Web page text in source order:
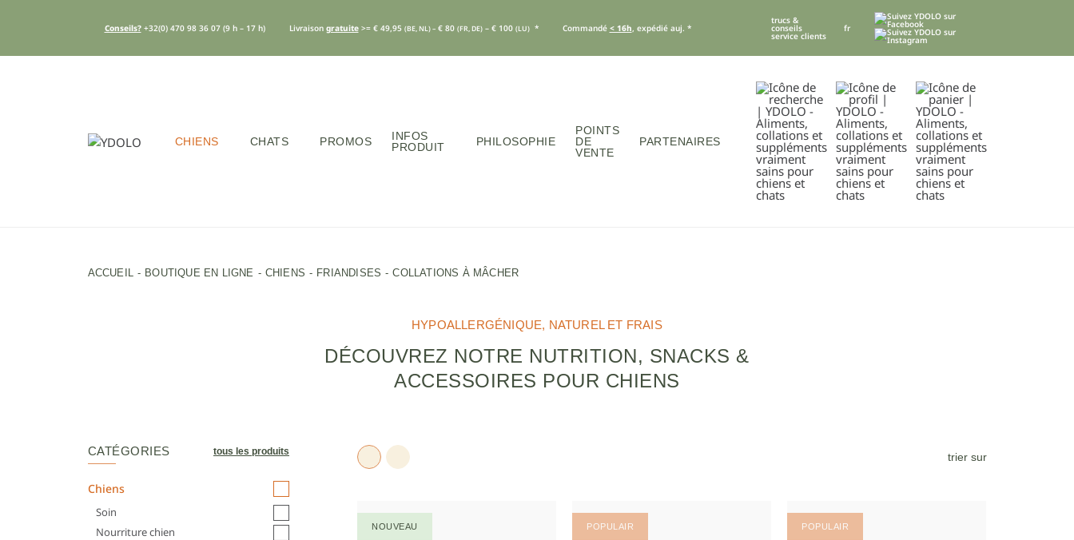
Conseils? +32(0) 470 98 36 07(9 h – 17 h) Livraison gratuite>= € 49,95 (BE, NL) –€ 80 (FR, DE)– € 100 (LU)* Commandé < 16h , expédié auj. *
trucs &
conseils
service clients
fr
CHIENS CHATS PROMOS
INFOS
PRODUIT
PHILOSOPHIE
POINTS
DE
VENTE
PARTENAIRES
ACCUEIL BOUTIQUE EN LIGNE CHIENS FRIANDISES COLLATIONS À MÂCHER
HYPOALLERGÉNIQUE, NATUREL ET FRAIS
DÉCOUVREZ NOTRE NUTRITION, SNACKS &
ACCESSOIRES POUR CHIENS
CATÉGORIES tous les produits
Chiens
Soin
Nourriture chien
trier sur
NOUVEAU POPULAIR POPULAIR